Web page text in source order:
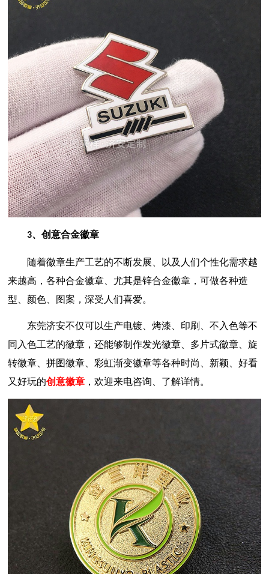
3、创意合金徽章
随着徽章生产工艺的不断发展、以及人们个性化需求越
来越高，各种合金徽章、尤其是锌合金徽章，可做各种造
型、颜色、图案，深受人们喜爱。
东莞济安不仅可以生产电镀、烤漆、印刷、不入色等不
同入色工艺的徽章，还能够制作发光徽章、多片式徽章、旋
转徽章、拼图徽章、彩虹渐变徽章等各种时尚、新颖、好看
又好玩的创意徽章 ，欢迎来电咨询、了解详情。